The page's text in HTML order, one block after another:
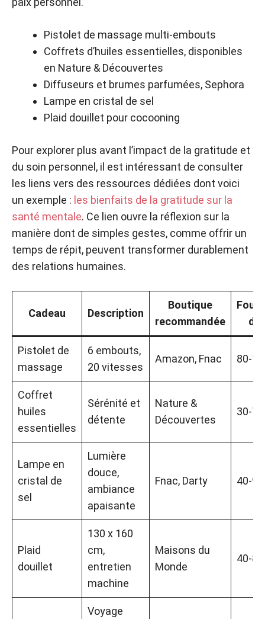
Pistolet de massage multi-embouts
Coffrets d’huiles essentielles, disponibles
en Nature & Découvertes
Diffuseurs et brumes parfumées, Sephora
Lampe en cristal de sel
Plaid douillet pour cocooning
Pour explorer plus avant l’impact de la gratitude et
du soin personnel, il est intéressant de consulter
les liens vers des ressources dédiées dont voici
un exemple : les bienfaits de la gratitude sur la
santé mentale. Ce lien ouvre la réflexion sur la
manière dont de simples gestes, comme offrir un
temps de répit, peuvent transformer durablement
des relations humaines.
Cadeau Description
Boutique
recommandée
de
Pistolet de
massage
6 embouts,
20 vitesses
Amazon, Fnac 80-
Coffret
huiles
essentielles
Sérénité et
détente
Nature &
Découvertes
30-
Lampe en
cristal de
sel
Lumière
douce,
ambiance
apaisante
Fnac, Darty 40-
Plaid
douillet
130 x 160
cm,
entretien
machine
Maisons du
Monde
40-
Voyage